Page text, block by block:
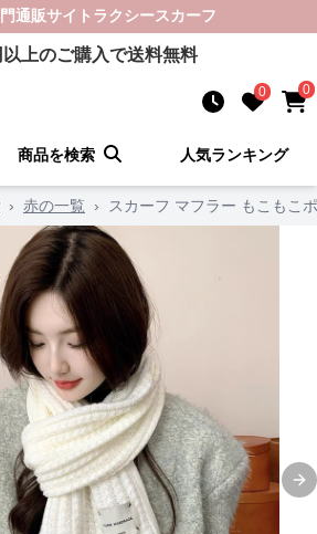
通販サイト ラクシースカーフ
以上のご購入で送料無料
0 0
商品を検索 人気ランキング
› 赤の一覧 › スカーフ マフラー もこもこ